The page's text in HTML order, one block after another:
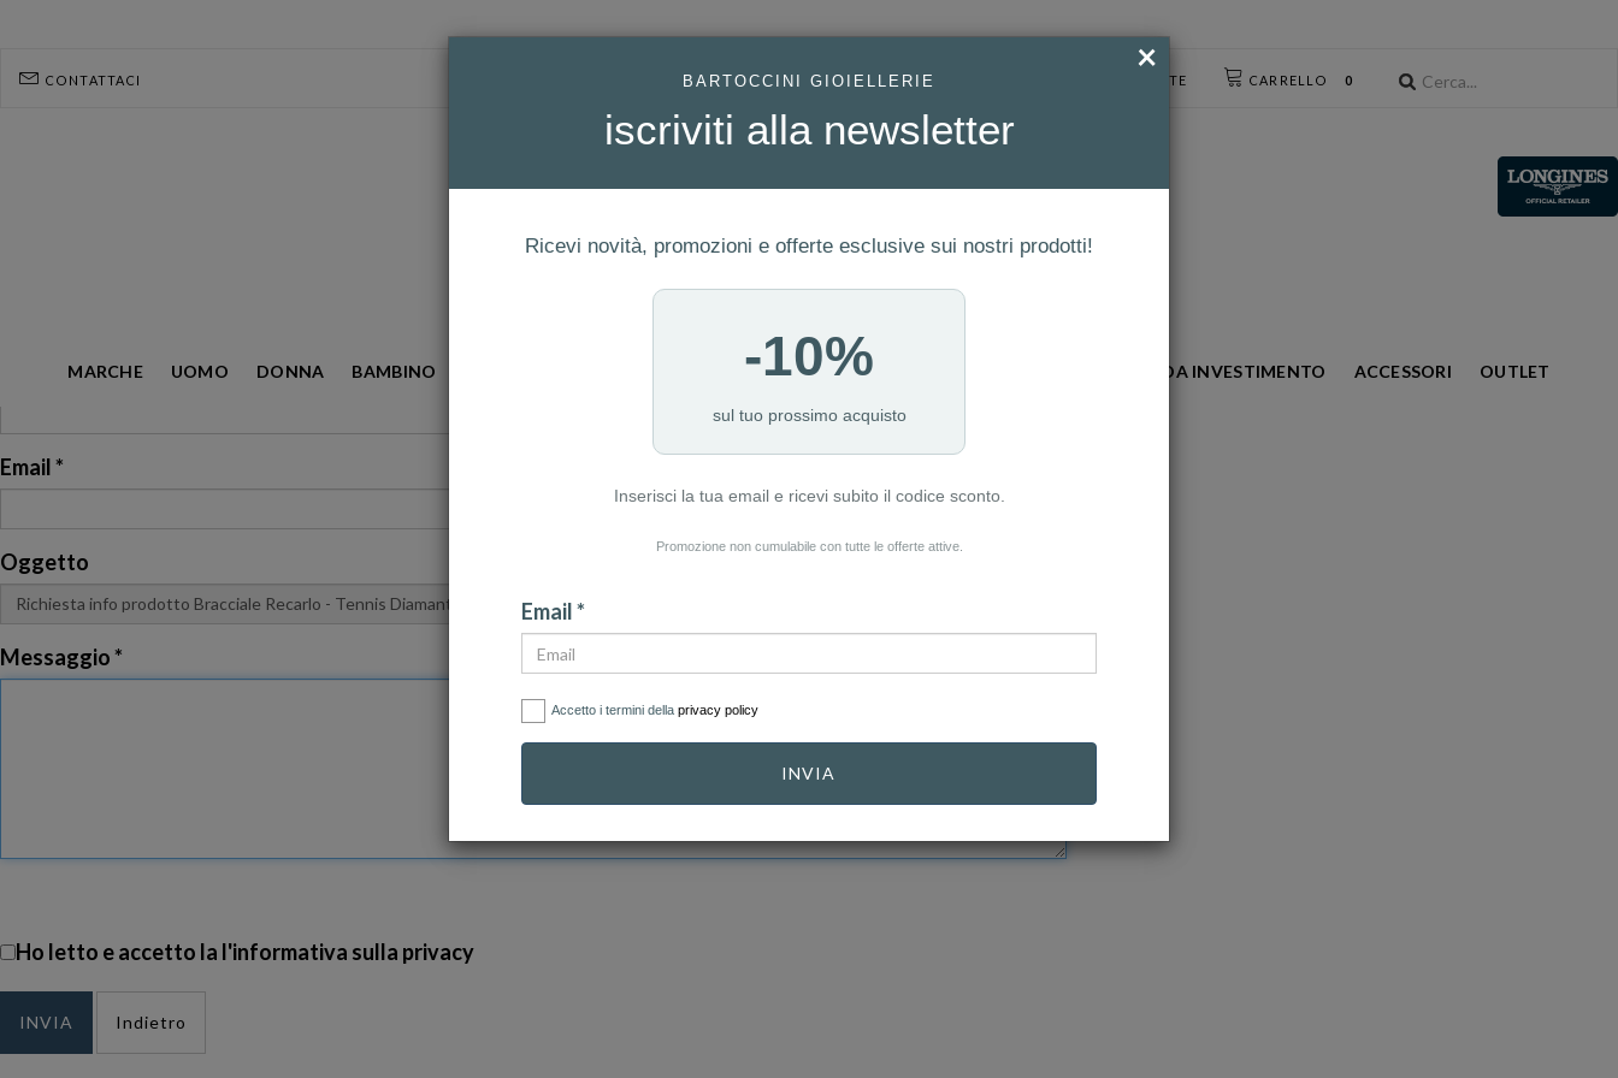
CARRELLO 0
ACCESSO UTENTE
CONTATTACI
MARCHE UOMO DONNA BAMBINO GIOIELLI MODA OROLOGI ORO DA INVESTIMENTO ACCESSORI
OUTLET
Nominativo *
Email *
Oggetto
Messaggio *
Ho letto e accetto la l'informativa sulla privacy
Indietro
×
BARTOCCINI GIOIELLERIE
iscriviti alla newsletter
Ricevi novità, promozioni e offerte esclusive sui nostri prodotti!
-10%
sul tuo prossimo acquisto
Inserisci la tua email e ricevi subito il codice sconto.
Promozione non cumulabile con tutte le offerte attive.
Email *
Accetto i termini della privacy policy
INVIA